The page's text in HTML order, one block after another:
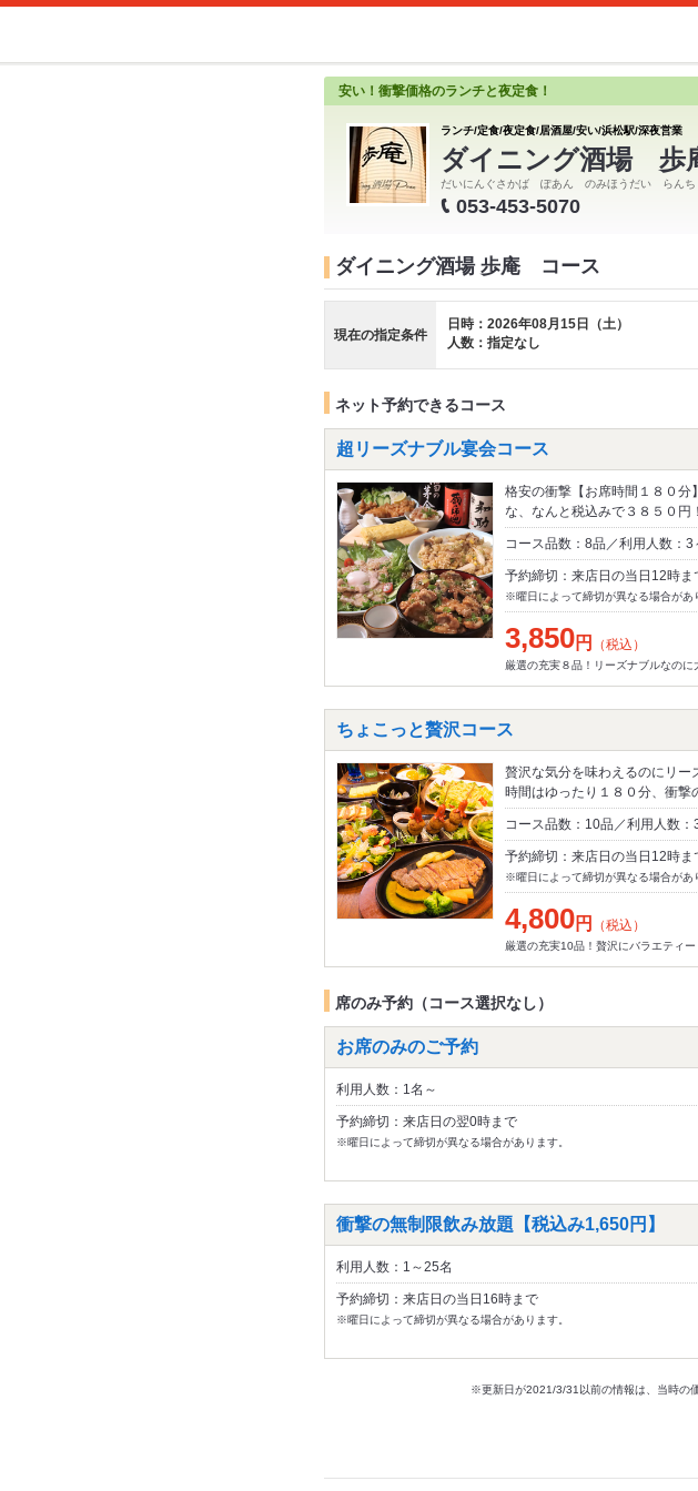
安い！衝撃価格のランチと夜定食！
ランチ/定食/夜定食/居酒屋/安い/浜松駅/深夜営業
ダイニング酒場 歩
だいにんぐさかば ぽあん のみほうだい らんち
053-453-5070
ダイニング酒場 歩庵 コース
現在の指定条件
日時：2026年08月15日（土）
人数：指定なし
ネット予約できるコース
超リーズナブル宴会コース
格安の衝撃【お席時間１８０分
な、なんと税込みで３８５０円
コース品数：8品／利用人数：3
予約締切：来店日の当日12時ま
※曜日によって締切が異なる場合があ
3,850円 （税込）
厳選の充実８品！リーズナブルなのに
ちょこっと贅沢コース
贅沢な気分を味わえるのにリ
時間はゆったり１８０分、衝
コース品数：10品／利用人数：
予約締切：来店日の当日12時ま
※曜日によって締切が異なる場合があ
4,800円 （税込）
厳選の充実10品！贅沢にバラエティー
席のみ予約（コース選択なし）
お席のみのご予約
利用人数：1名～
予約締切：来店日の翌0時まで
※曜日によって締切が異なる場合があります。
衝撃の無制限飲み放題【税込み1,650円】
利用人数：1～25名
予約締切：来店日の当日16時まで
※曜日によって締切が異なる場合があります。
※更新日が2021/3/31以前の情報は、当時の